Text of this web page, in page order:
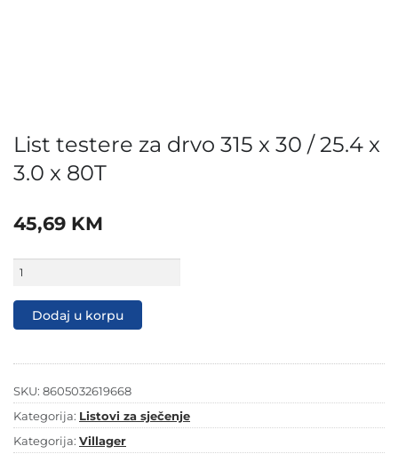
List testere za drvo 315 x 30 / 25.4 x
3.0 x 80T
45,69 KM
testere
drvo
/
x
3.0
x
80T
količina
Dodaj u korpu
SKU: 8605032619668
Kategorija: Listovi za sječenje
Kategorija: Villager